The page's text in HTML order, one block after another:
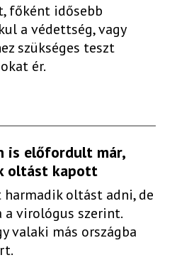
főként idősebb
a védettség, vagy
szükséges teszt
ér.
is előfordult már,
oltást kapott
oltást adni, de
virológus szerint.
valaki más országba